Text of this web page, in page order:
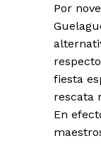
Por
fiesta
rescata
En